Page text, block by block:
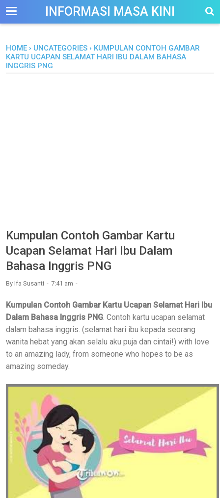
--> INFORMASI MASA KINI
HOME › UNCATEGORIES › KUMPULAN CONTOH GAMBAR
KARTU UCAPAN SELAMAT HARI IBU DALAM BAHASA
INGGRIS PNG
Kumpulan Contoh Gambar Kartu
Ucapan Selamat Hari Ibu Dalam
Bahasa Inggris PNG
By Ifa Susanti 7:41 am
Kumpulan Contoh Gambar Kartu Ucapan Selamat Hari Ibu
Dalam Bahasa Inggris PNG. Contoh kartu ucapan selamat
dalam bahasa inggris. (selamat hari ibu kepada seorang
wanita hebat yang akan selalu aku puja dan cintai!) with love
to an amazing lady, from someone who hopes to be as
amazing someday.